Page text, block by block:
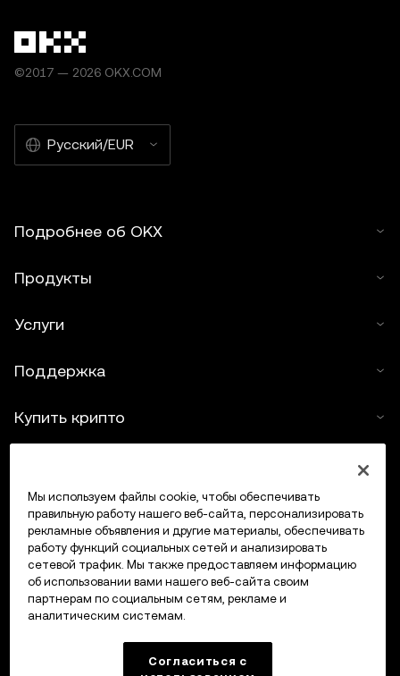
©2017 — 2026 OKX.COM
Русский/EUR
Подробнее об OKX
Продукты
Услуги
Поддержка
Купить крипто
Трейдинг
Мы используем файлы cookie, чтобы обеспечивать
правильную работу нашего веб-сайта, персонализировать
рекламные объявления и другие материалы, обеспечивать
работу функций социальных сетей и анализировать
сетевой трафик. Мы также предоставляем информацию
об использовании вами нашего веб-сайта своим
партнерам по социальным сетям, рекламе и
аналитическим системам.
Согласиться с